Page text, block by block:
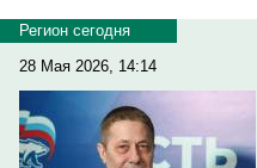
Регион сегодня
28 Мая 2026, 14:14